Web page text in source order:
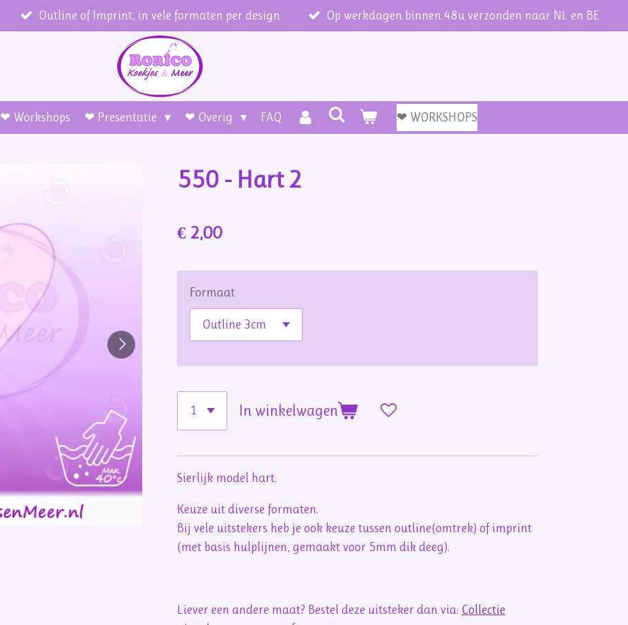
Outline of Imprint, in vele formaten per design Op werkdagen binnen 48u verzonden naar NL en BE
❤ Workshops ❤ Presentatie ❤ Overig FAQ ❤ WORKSHOPS
550 - Hart 2
€ 2,00
Formaat
In winkelwagen
Sierlijk model hart.
Keuze uit diverse formaten.
Bij vele uitstekers heb je ook keuze tussen outline(omtrek) of imprint
(met basis hulplijnen, gemaakt voor 5mm dik deeg).
Liever een andere maat? Bestel deze uitsteker dan via: Collectie